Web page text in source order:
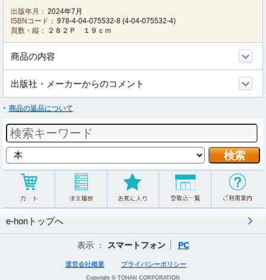
出版年月： 2024年7月
ISBNコード： 978-4-04-075532-8 (4-04-075532-4)
頁数・縦：
２８２Ｐ １９ｃｍ
商品の内容
出版社・メーカーからのコメント
商品の返品について
e-honトップへ
表示 ： スマートフォン PC
運営会社概要 プライバシーポリシー
Copyright © TOHAN CORPORATION